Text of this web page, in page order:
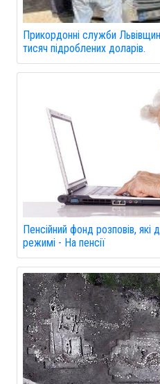
Прикордонні служби
тисяч підроблених доларів.
Пенсійний фонд розповів, які
режимі - На пенсії